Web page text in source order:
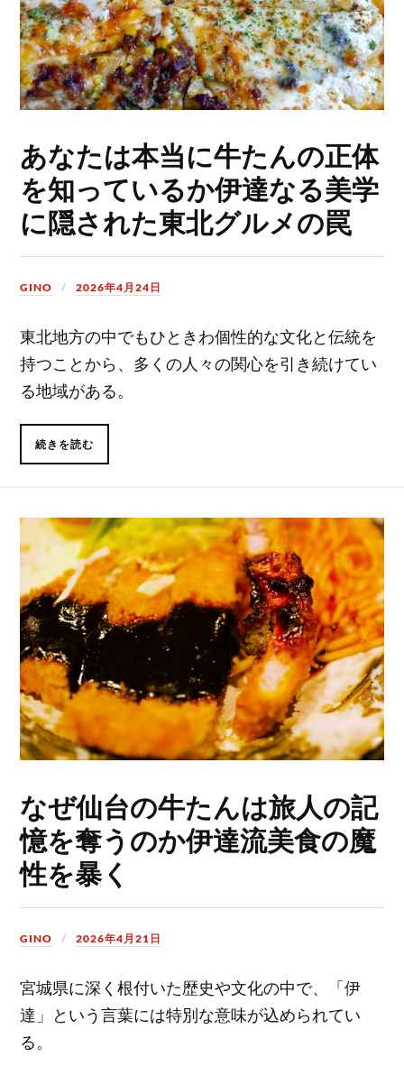
あなたは本当に牛たんの正体
を知っているか伊達なる美学
に隠された東北グルメの罠
GINO 2026年4月24日
東北地方の中でもひときわ個性的な文化と伝統を
持つことから、多くの人々の関心を引き続けてい
る地域がある。
続きを読む
なぜ仙台の牛たんは旅人の記
憶を奪うのか伊達流美食の魔
性を暴く
GINO 2026年4月21日
宮城県に深く根付いた歴史や文化の中で、「伊
達」という言葉には特別な意味が込められてい
る。